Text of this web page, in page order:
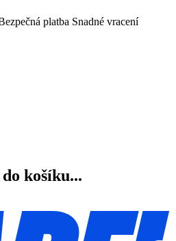
platba Snadné vracení
košíku...